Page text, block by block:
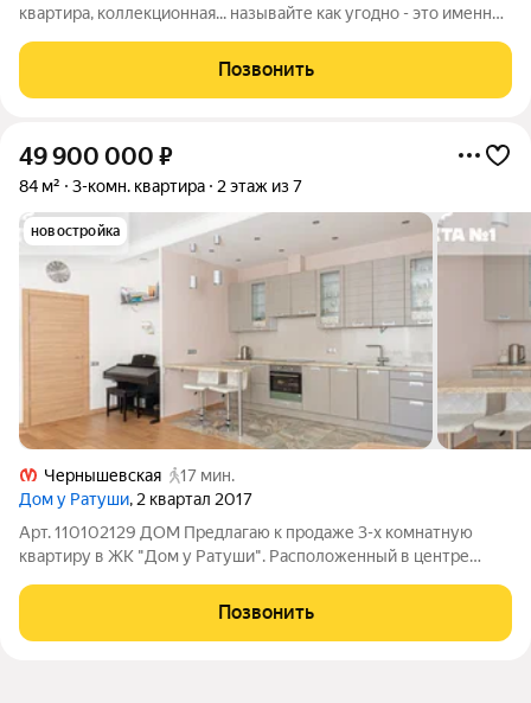
квартира, коллекционная... называйте как угодно - это именно
расположен прямо на территории Михайловского сада! При
выходе из закрытого двора
Позвонить
49 900 000 ₽
84 м² 3-комн. квартира 2 этаж из 7
новостройка
Чернышевская
17 мин.
Дом у Ратуши, 2 квартал 2017
Арт. 110102129 ДОМ Предлагаю к продаже 3-х комнатную
квартиру в ЖК "Дом у Ратуши". Расположенный в центре
отличается своим внешним видом и гармонично вписывается
в историческую застройку района.
Позвонить